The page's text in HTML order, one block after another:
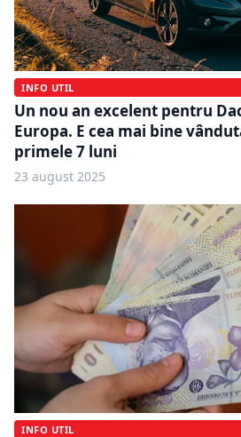
INFO UTIL
Un nou an excelent pentru
Europa. E cea mai bine
primele 7 luni
23 august 2025
INFO UTIL